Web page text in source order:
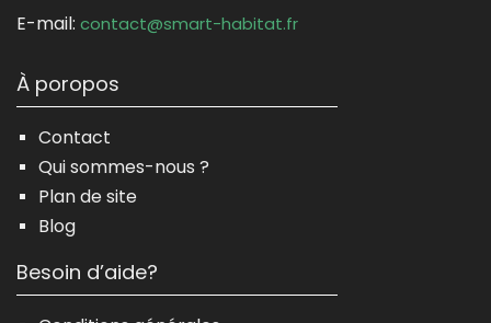
E-mail: contact@smart-habitat.fr
À poropos
Contact
Qui sommes-nous ?
Plan de site
Blog
Besoin d’aide?